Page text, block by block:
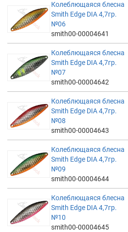
Колеблющаяся блесна
Smith Edge DIA 4,7гр.
№06
smith00-00004641
Колеблющаяся блесна
Smith Edge DIA 4,7гр.
№07
smith00-00004642
Колеблющаяся блесна
Smith Edge DIA 4,7гр.
№08
smith00-00004643
Колеблющаяся блесна
Smith Edge DIA 4,7гр.
№09
smith00-00004644
Колеблющаяся блесна
Smith Edge DIA 4,7гр.
№10
smith00-00004645